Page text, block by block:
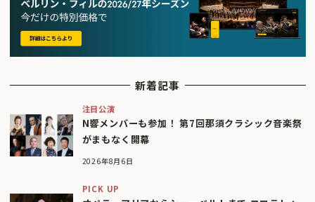
新着記事
注目公演
N響メンバーも参加！ 第7回那須クラシック音楽祭
がまもなく開幕
2026年8月6日
PICK UP